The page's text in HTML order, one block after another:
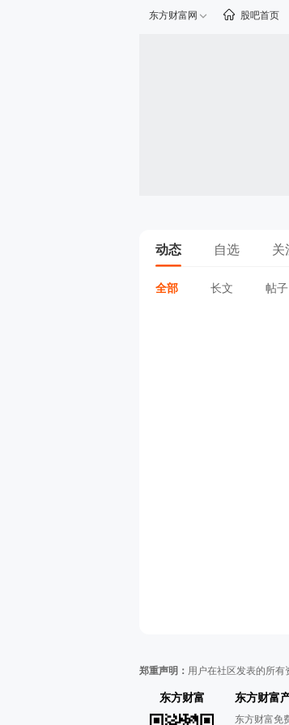
东方财富网 股吧首页
动态 自选 关
全部 长文 帖子
郑重声明： 用户在社区发表的所有
东方财富 东方财富
东方财富免